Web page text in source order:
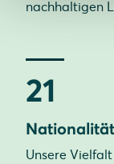
nachhaltigen
21
Unsere